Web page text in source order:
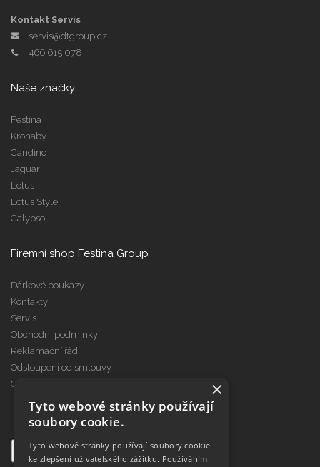
Kontakt Servis
servis@dtgroup.cz
466 615 078
Naše značky
Festina
Kronaby
Candino
Jaguar
Lotus
Lotus Style
Calypso
Firemní shop Festina Group
Dárkové poukazy
Kontakty
Servis
Obchodní podmínky
Reklamační řád
Odstoupení od smlouvy
Cookies
×
Tyto webové stránky používají
soubory cookie.
Tyto webové stránky používají soubory cookie
ke zlepšení uživatelského zážitku. Používáním